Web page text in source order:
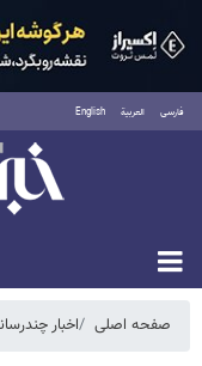
فارسی العربية English
یکشنبه ۱۸ مرداد
صفحه اصلی اخبار